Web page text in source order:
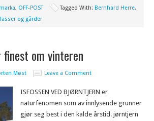
, OFF-POST Tagged With: Bernhard Herre,
og gårder
finest om vinteren
Møst Leave a Comment
ISFOSSEN VED BJØRNTJERN er
naturfenomen som av innlysende grunner
gjør seg best i den kalde årstid. jørntjern